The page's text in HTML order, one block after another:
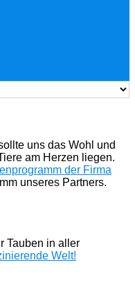
uns das Wohl und
am Herzen liegen.
der Firma
unseres Partners.
Tauben in aller
Welt!